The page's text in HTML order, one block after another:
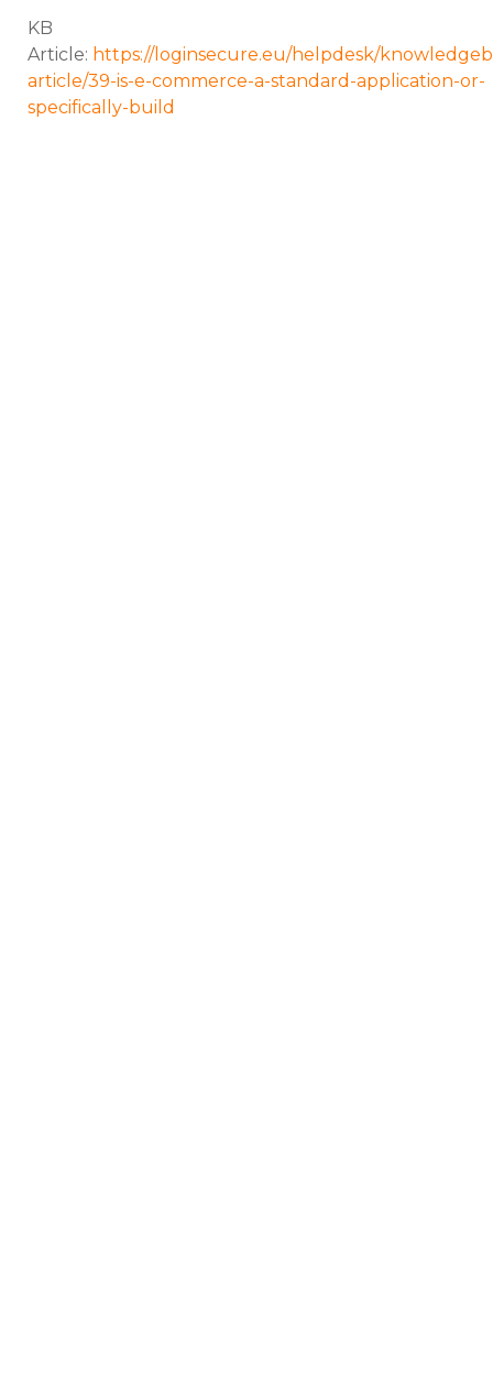
KB
Article: https://loginsecure.eu/helpdesk/
article/39-is-e-commerce-a-standard-application-or-
specifically-build